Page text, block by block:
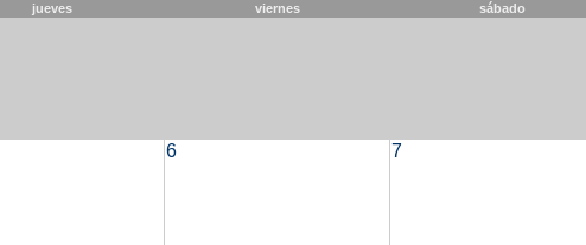
jueves viernes sábado
6 7